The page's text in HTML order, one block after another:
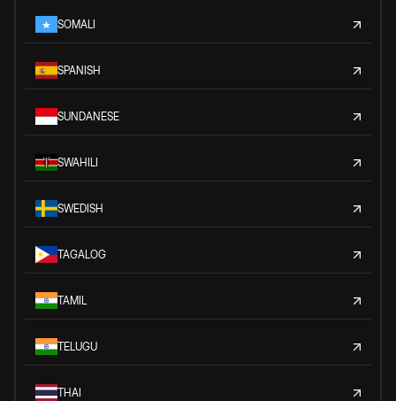
SOMALI
SPANISH
SUNDANESE
SWAHILI
SWEDISH
TAGALOG
TAMIL
TELUGU
THAI